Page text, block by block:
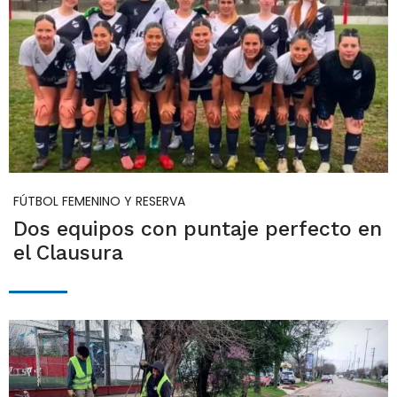
FÚTBOL FEMENINO Y RESERVA
Dos equipos con puntaje perfecto en
el Clausura